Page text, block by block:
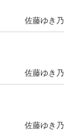
佐藤ゆき乃
佐藤ゆき乃
佐藤ゆき乃